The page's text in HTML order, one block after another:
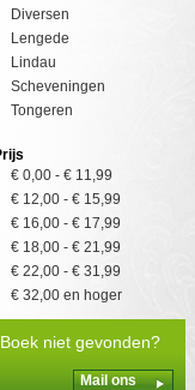
Diversen
Lengede
Lindau
Scheveningen
Tongeren
€ 0,00 - € 11,99
€ 12,00 - € 15,99
€ 16,00 - € 17,99
€ 18,00 - € 21,99
€ 22,00 - € 31,99
€ 32,00 en hoger
Boek niet gevonden?
Mail ons